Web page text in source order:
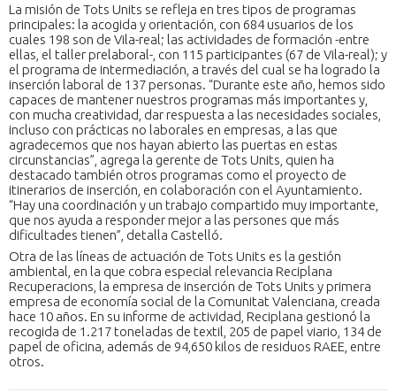
La misión de Tots Units se refleja en tres tipos de programas
principales: la acogida y orientación, con 684 usuarios de los
cuales 198 son de Vila-real; las actividades de formación -entre
ellas, el taller prelaboral-, con 115 participantes (67 de Vila-real); y
el programa de intermediación, a través del cual se ha logrado la
inserción laboral de 137 personas. “Durante este año, hemos sido
capaces de mantener nuestros programas más importantes y,
con mucha creatividad, dar respuesta a las necesidades sociales,
incluso con prácticas no laborales en empresas, a las que
agradecemos que nos hayan abierto las puertas en estas
circunstancias”, agrega la gerente de Tots Units, quien ha
destacado también otros programas como el proyecto de
itinerarios de inserción, en colaboración con el Ayuntamiento.
“Hay una coordinación y un trabajo compartido muy importante,
que nos ayuda a responder mejor a las persones que más
dificultades tienen”, detalla Castelló.
Otra de las líneas de actuación de Tots Units es la gestión
ambiental, en la que cobra especial relevancia Reciplana
Recuperacions, la empresa de inserción de Tots Units y primera
empresa de economía social de la Comunitat Valenciana, creada
hace 10 años. En su informe de actividad, Reciplana gestionó la
recogida de 1.217 toneladas de textil, 205 de papel viario, 134 de
papel de oficina, además de 94,650 kilos de residuos RAEE, entre
otros.